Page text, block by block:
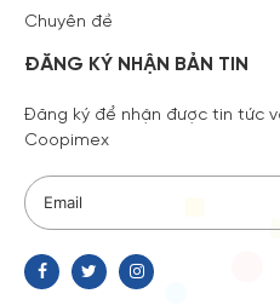
Chuyên đề
ĐĂNG KÝ NHẬN BẢN TIN
Đăng ký để nhận được tin tức
Coopimex